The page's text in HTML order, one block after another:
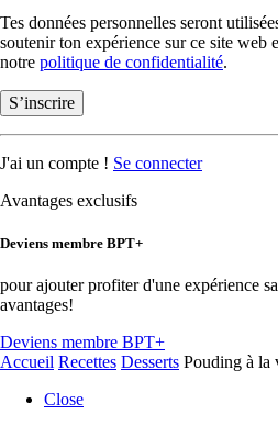
Tes données personnelles seront
soutenir ton expérience sur ce site web
notre politique de confidentialité.
S’inscrire
J'ai un compte ! Se connecter
Avantages exclusifs
Deviens membre BPT+
pour ajouter profiter d'une expérience
avantages!
Deviens membre BPT+
Accueil Recettes Desserts Pouding à la
Close